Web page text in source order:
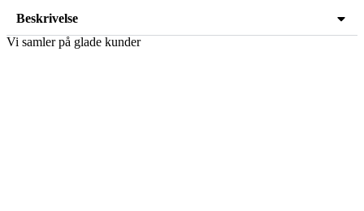
Beskrivelse
Vi samler på glade kunder